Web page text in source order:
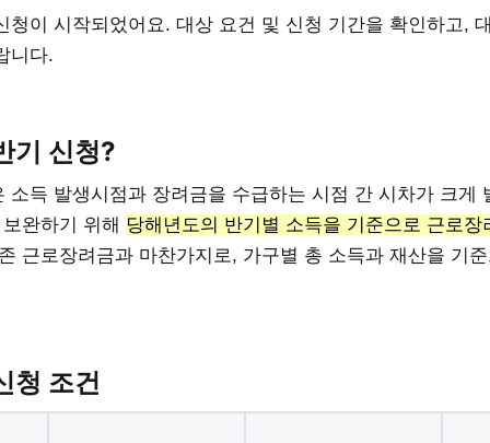
청이 시작되었어요. 대상 요건 및 신청 기간을 확인하고,
니다.
기 신청?
소득 발생시점과 장려금을 수급하는 시점 간 시차가 크게
완하기 위해 당해년도의 반기별 소득을 기준으로 근로장
근로장려금과 마찬가지로, 가구별 총 소득과 재산을 기
청 조건